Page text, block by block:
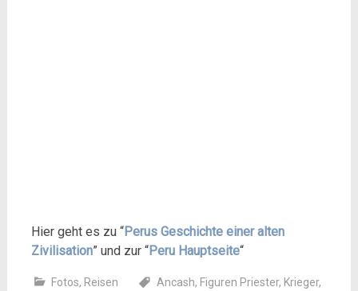
Hier geht es zu “Perus Geschichte einer alten
Zivilisation” und zur “Peru Hauptseite“
Fotos, Reisen Ancash, Figuren Priester, Krieger,